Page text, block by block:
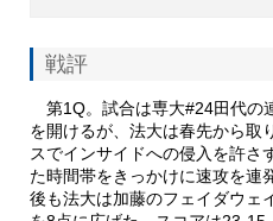
戦評
第1Q。試合は専大#24田代の
を開けるが、法大は春先から取
スでインサイドへの侵入を許さ
た時間帯をきっかけに速攻を連
後も法大は加藤のフェイダウェ